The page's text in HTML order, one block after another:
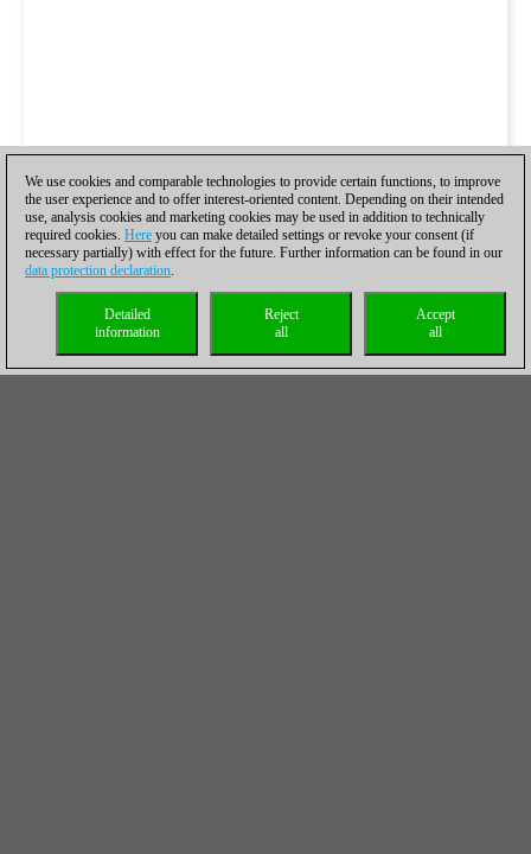
We use cookies and comparable technologies to provide certain functions, to improve
the user experience and to offer interest-oriented content. Depending on their intended
use, analysis cookies and marketing cookies may be used in addition to technically
required cookies. Here you can make detailed settings or revoke your consent (if
necessary partially) with effect for the future. Further information can be found in our
data protection declaration.
Accept
all
Reject
all
Detailed
information